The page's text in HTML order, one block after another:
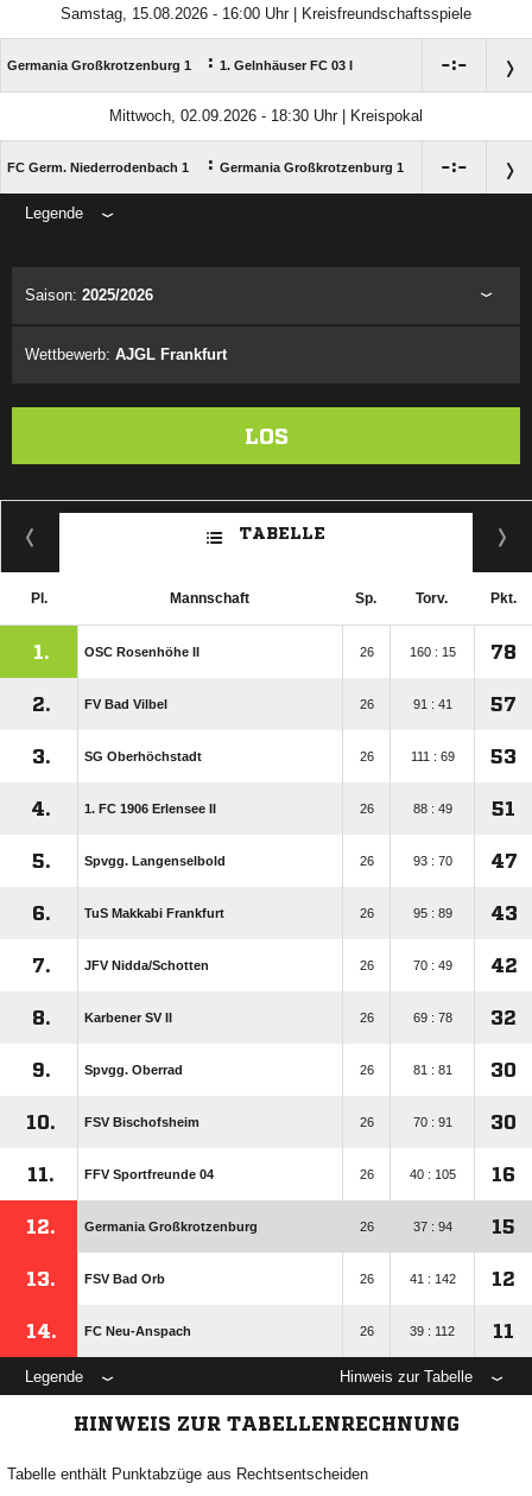
Samstag, 15.08.2026 - 16:00 Uhr | Kreisfreundschaftsspiele
Germania Großkrotzenburg 1 : 1. Gelnhäuser FC 03 I :
Mittwoch, 02.09.2026 - 18:30 Uhr | Kreispokal
FC Germ. Niederrodenbach 1 : Germania Großkrotzenburg 1 :
Legende
Saison: 2025/2026
Wettbewerb: AJGL Frankfurt
LOS
TABELLE
Pl. Mannschaft Sp. Torv. Pkt.
1. OSC Rosenhöhe II 26 160 : 15 78
2. FV Bad Vilbel 26 91 : 41 57
3. SG Oberhöchstadt 26 111 : 69 53
4. 1. FC 1906 Erlensee II 26 88 : 49 51
5. Spvgg. Langenselbold 26 93 : 70 47
6. TuS Makkabi Frankfurt 26 95 : 89 43
7. JFV Nidda/​Schotten 26 70 : 49 42
8. Karbener SV II 26 69 : 78 32
9. Spvgg. Oberrad 26 81 : 81 30
10. FSV Bischofsheim 26 70 : 91 30
11. FFV Sportfreunde 04 26 40 : 105 16
12. Germania Großkrotzenburg 26 37 : 94 15
13. FSV Bad Orb 26 41 : 142 12
14. FC Neu-Anspach 26 39 : 112 11
Legende Hinweis zur Tabelle
HINWEIS ZUR TABELLENRECHNUNG
Tabelle enthält Punktabzüge aus Rechtsentscheiden